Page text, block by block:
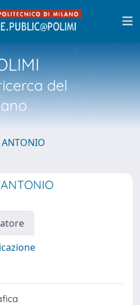
del
ANTONIO
ANTONIO